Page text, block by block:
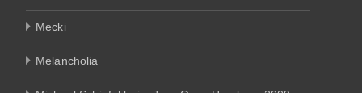
Mecki
Melancholia